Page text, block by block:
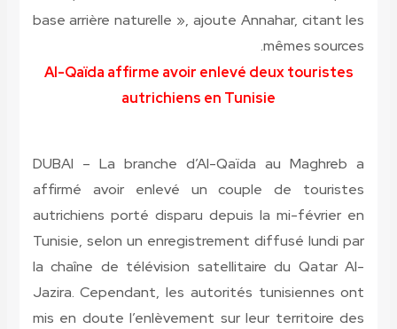
base arrière naturelle », ajoute Annahar, citant les
mêmes sources.
Al-Qaïda affirme avoir enlevé deux touristes
autrichiens en Tunisie
DUBAI – La branche d’Al-Qaïda au Maghreb a
affirmé avoir enlevé un couple de touristes
autrichiens porté disparu depuis la mi-février en
Tunisie, selon un enregistrement diffusé lundi par
la chaîne de télévision satellitaire du Qatar Al-
Jazira. Cependant, les autorités tunisiennes ont
mis en doute l’enlèvement sur leur territoire des